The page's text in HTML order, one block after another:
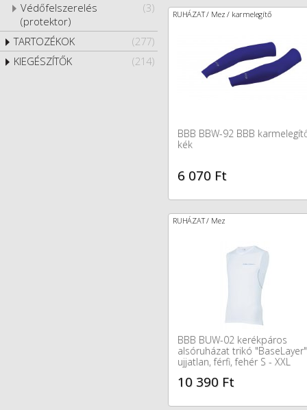
(3)
Védőfelszerelés
(protektor)
(277)
TARTOZÉKOK
(214)
KIEGÉSZÍTŐK
RUHÁZAT / Mez / karmelegítő
BBB BBW-92 BBB
kék
6 070 Ft
RUHÁZAT / Mez
BBB BUW-02 kerékpáros
alsóruházat trikó "BaseLayer"
ujjatlan, férfi, fehér S - XXL
10 390 Ft